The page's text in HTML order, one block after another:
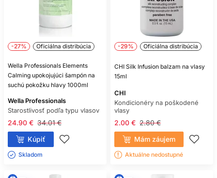
-27% Oficiálna distribúcia
Wella Professionals Elements
Calming upokojujúci šampón na
suchú pokožku hlavy 1000ml
Wella Professionals
Starostlivosť podľa typu vlasov
34.01 €
24.90 €
Kúpiť
Skladom ㅤ
-29% Oficiálna distribúcia
CHI Silk Infusion balzam na vlasy
15ml
CHI
Kondicionéry na poškodené
vlasy
2.80 €
2.00 €
Mám záujem
Aktuálne nedostupné